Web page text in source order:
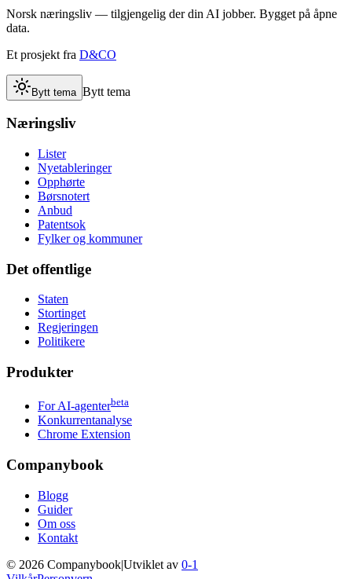
Norsk næringsliv — tilgjengelig der din AI jobber. Bygget på åpne
data.
Et prosjekt fra D&CO
Bytt tema Bytt tema
Næringsliv
Lister
Nyetableringer
Opphørte
Børsnotert
Anbud
Patentsok
Fylker og kommuner
Det offentlige
Staten
Stortinget
Regjeringen
Politikere
Produkter
For AI-agenterbeta
Konkurrentanalyse
Chrome Extension
Companybook
Blogg
Guider
Om oss
Kontakt
© 2026 Companybook|Utviklet av 0-1